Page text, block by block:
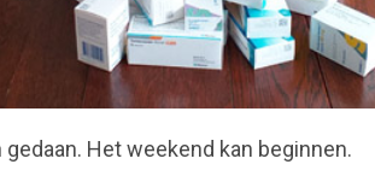
Het weekend kan beginnen.